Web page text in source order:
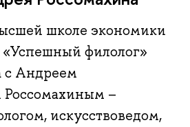
школе экономики
«Успешный филолог»
с Андреем
Россомахиным –
искусствоведом,